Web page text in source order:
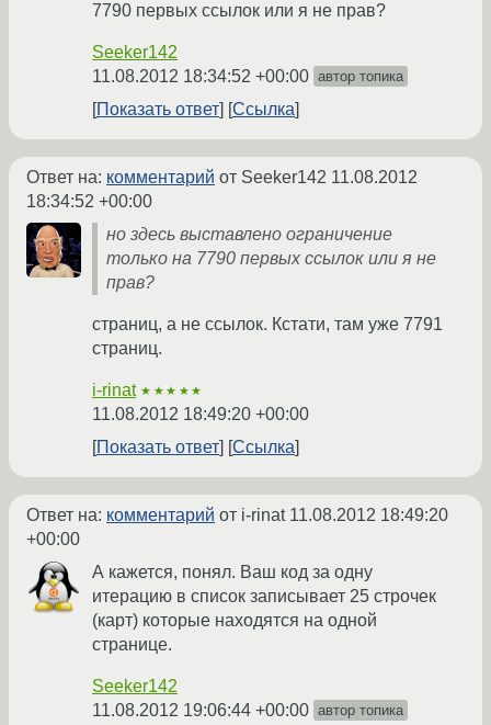
7790 первых ссылок или я не прав?
Seeker142
11.08.2012 18:34:52 +00:00 автор топика
Показать ответ Ссылка
Ответ на: комментарий от Seeker142 11.08.2012
18:34:52 +00:00
но здесь выставлено ограничение
только на 7790 первых ссылок или я не
прав?
страниц, а не ссылок. Кстати, там уже 7791
страниц.
i-rinat ★★★★★
11.08.2012 18:49:20 +00:00
Показать ответ
Ссылка
Ответ на: комментарий от i-rinat 11.08.2012 18:49:20
+00:00
А кажется, понял. Ваш код за одну
итерацию в список записывает 25 строчек
(карт) которые находятся на одной
странице.
Seeker142
11.08.2012 19:06:44 +00:00 автор топика